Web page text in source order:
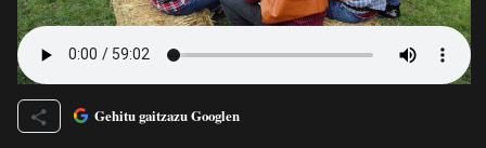
Gehitu gaitzazu Googlen